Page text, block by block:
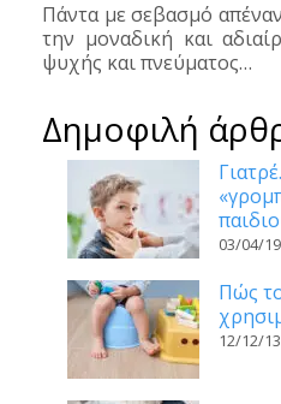
Πάντα με σεβασμό
την μοναδική και
ψυχής και πνεύματος…
Δημοφιλή
03/04/19
Πώς
12/12/13